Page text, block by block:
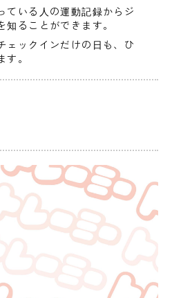
ている人の運動記録からジ
ることができます。
ェックインだけの日も、ひ
。